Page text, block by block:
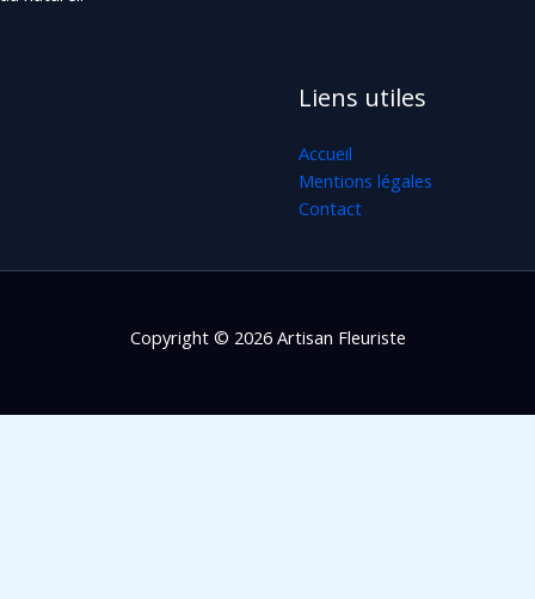
Liens utiles
Accueil
Mentions légales
Contact
Copyright © 2026 Artisan Fleuriste